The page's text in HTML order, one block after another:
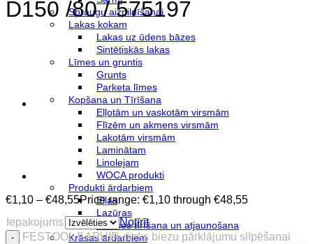
Spraugu aizpildīšanai
Lakas kokam
Lakas uz ūdens bāzes
Sintētiskās lakas
Līmes un gruntis
Grunts
Parketa līmes
Kopšana un Tīrīšana
Eļļotām un vaskotām virsmām
Flīzēm un akmens virsmām
Lakotām virsmām
Laminātam
Linolejam
WOCA produkti
Produkti ārdarbiem
Eļļas
Lazūras
Terases tīrīšana un atjaunošana
Krāsas ārdarbiem
D150 /80 / 575197
€1,10 – €48,55Price range: €1,10 through €48,55
Iepakojums
Notīrīt
FESTOOL SAPHIR-disks biezu pārklājumu slīpēšanai